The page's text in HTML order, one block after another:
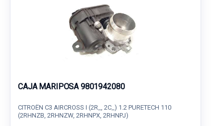
CAJA MARIPOSA 9801942080
CITROËN C3 AIRCROSS I (2R_, 2C_) 1.2 PURETECH 110
(2RHNZB, 2RHNZW, 2RHNPX, 2RHNPJ)